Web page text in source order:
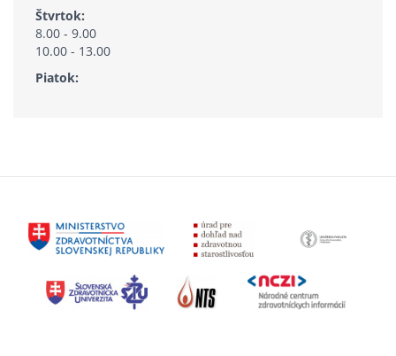
Štvrtok:
8.00 - 9.00
10.00 - 13.00
Piatok: